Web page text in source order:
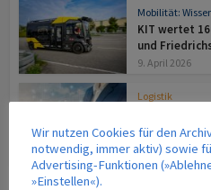
Mobilität:
KIT wertet
und
9. April 2026
Logistik
Schwerpunkt
27. August 2025
Wir nutzen Cookies für den
notwendig, immer aktiv) sowie
Advertising-Funktionen
»Einstellen«).